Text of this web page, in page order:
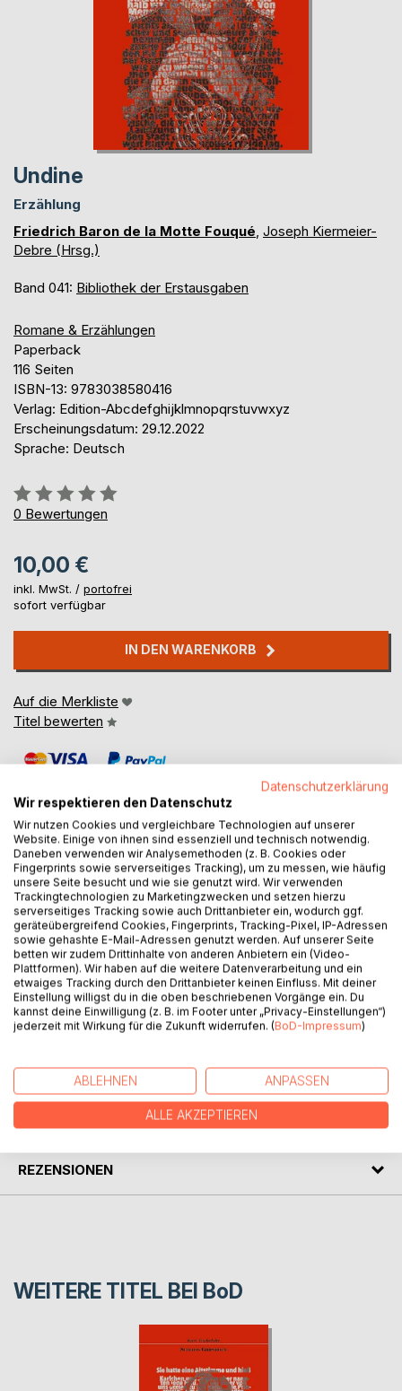
Undine
Erzählung
Friedrich Baron de la Motte Fouqué, Joseph Kiermeier-
Debre (Hrsg.)
Band 041: Bibliothek der Erstausgaben
Romane & Erzählungen
Paperback
116 Seiten
ISBN-13: 9783038580416
Verlag: Edition-Abcdefghijklmnopqrstuvwxyz
Erscheinungsdatum: 29.12.2022
Sprache: Deutsch
Bewertung::
0%
0 Bewertungen
10,00 €
inkl. MwSt. / portofrei
sofort verfügbar
IN DEN WARENKORB
Auf die Merkliste
Titel bewerten
BESCHREIBUNG
Friedrich Baron de la Motte Fouqué: Undine. Erzählung. Der
Nachdruck des Textes in der «Bibliothek der
Erstausgaben» folgt originalgetreu in Orthographie und
Interpunktion der Erstausgabe von 1811. Die
Originalpaginierung wird im fortlaufenden Text vermerkt.
Der Anhang (Textgestalt, Glossar, Zeittafel, Nachwort) gibt
Auskunft zu Leben und Werk.
AUTOR/IN
REZENSIONEN
WEITERE TITEL BEI BoD
Datenschutzerklärung
Wir respektieren den Datenschutz
Wir nutzen Cookies und vergleichbare Technologien auf unserer
Website. Einige von ihnen sind essenziell und technisch notwendig.
Daneben verwenden wir Analysemethoden (z. B. Cookies oder
Fingerprints sowie serverseitiges Tracking), um zu messen, wie häufig
unsere Seite besucht und wie sie genutzt wird. Wir verwenden
Trackingtechnologien zu Marketingzwecken und setzen hierzu
serverseitiges Tracking sowie auch Drittanbieter ein, wodurch ggf.
geräteübergreifend Cookies, Fingerprints, Tracking-Pixel, IP-Adressen
sowie gehashte E-Mail-Adressen genutzt werden. Auf unserer Seite
betten wir zudem Drittinhalte von anderen Anbietern ein (Video-
Plattformen). Wir haben auf die weitere Datenverarbeitung und ein
etwaiges Tracking durch den Drittanbieter keinen Einfluss. Mit deiner
Einstellung willigst du in die oben beschriebenen Vorgänge ein. Du
kannst deine Einwilligung (z. B. im Footer unter „Privacy-Einstellungen“)
jederzeit mit Wirkung für die Zukunft widerrufen. (BoD-Impressum)
ABLEHNEN ANPASSEN
ALLE AKZEPTIEREN